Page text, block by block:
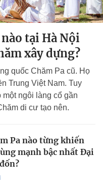
tại Hà Nội
xây dựng?
quốc Chăm Pa cũ. Họ
Trung Việt Nam. Tuy
ngôi làng cổ gần
di cư tạo nên.
Pa nào từng khiến
mạnh bậc nhất Đại